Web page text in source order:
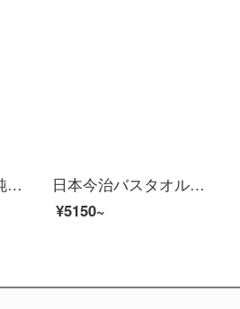
日本のHOYOと顔の純綿の浴衣の長目の男女の家庭用吸水速乾綿のカップルのタイプの浴衣の桜若Mサイズは身長の170-175 cmに適します。
日本今治バスタオル日本から今治大タオルタオルを輸入しました。家庭用の女性純綿男性の吸水速乾ベビーセットの柔らかい3点セットの青（薄いタイプの速乾タイプ）
¥5150~